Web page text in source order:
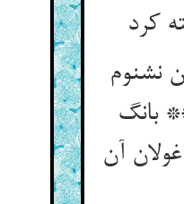
کرد
نشنوم
بانگ
آن